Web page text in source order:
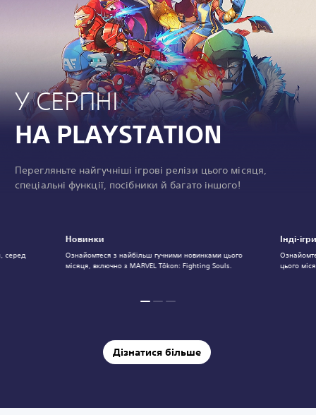
У СЕРПНІ
НА PLAYSTATION
Перегляньте найгучніші ігрові релізи цього місяця,
спеціальні функції, посібники й багато іншого!
Новинки
Ознайомтеся з найбільш гучними новинками цього
місяця, включно з MARVEL Tōkon: Fighting Souls.
Інді-
цього
серед
Дізнатися більше